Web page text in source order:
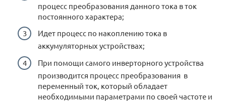
процесс преобразования данного тока в ток
постоянного характера;
Идет процесс по накоплению тока в
аккумуляторных устройствах;
При помощи самого инверторного устройства
производится процесс преобразования в
переменный ток, который обладает
необходимыми параметрами по своей частоте и